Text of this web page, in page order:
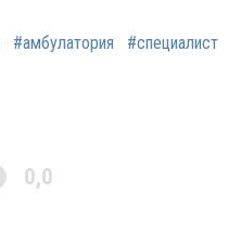
#амбулатория #специалист
0,0